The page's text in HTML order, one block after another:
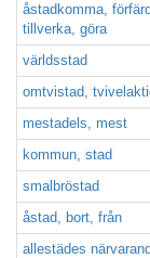
åstadkomma,
tillverka, göra
världsstad
omtvistad,
mestadels, mest
kommun, stad
smalbröstad
åstad, bort, från
allestädes